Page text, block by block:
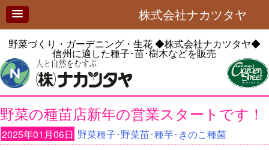
株式会社ナカツタヤ
野菜づくり・ガーデニング・生花◆株式会社ナカツタヤ◆
信州に適した種子･苗･樹木などを販売
野菜の種苗店新年の営業スタートです！
2025年01月06日 野菜種子･野菜苗･種芋･きのこ種菌